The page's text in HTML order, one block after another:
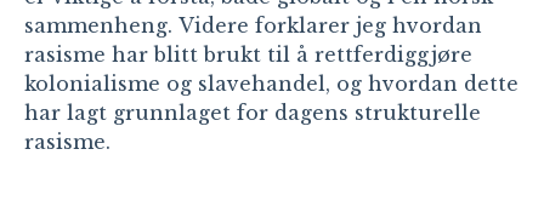
sammenheng. Videre forklarer jeg hvordan
rasisme har blitt brukt til å rettferdiggjøre
kolonialisme og slavehandel, og hvordan dette
har lagt grunnlaget for dagens strukturelle
rasisme.